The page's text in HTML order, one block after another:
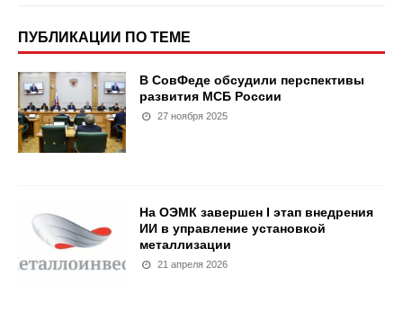
ПУБЛИКАЦИИ ПО ТЕМЕ
В СовФеде обсудили перспективы
развития МСБ России
27 ноября 2025
На ОЭМК завершен I этап внедрения
ИИ в управление установкой
металлизации
21 апреля 2026